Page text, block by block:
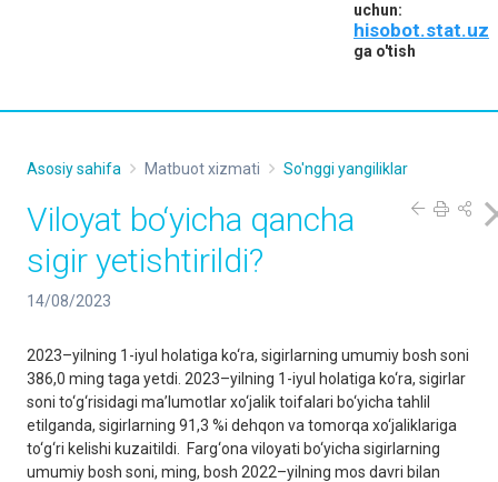
uchun:
hisobot.stat.uz
ga o'tish
Asosiy sahifa Matbuot xizmati So'nggi yangiliklar
Viloyat bo‘yicha qancha
sigir yetishtirildi?
14/08/2023
2023–yilning 1-iyul holatiga ko‘ra, sigirlarning umumiy bosh soni
386,0 ming taga yetdi. 2023–yilning 1-iyul holatiga ko‘ra, sigirlar
soni to‘g‘risidagi ma’lumotlar xo‘jalik toifalari bo‘yicha tahlil
etilganda, sigirlarning 91,3 %i dehqon va tomorqa xo‘jaliklariga
to‘g‘ri kelishi kuzaitildi. Farg‘ona viloyati bo‘yicha sigirlarning
umumiy bosh soni, ming, bosh 2022–yilning mos davri bilan